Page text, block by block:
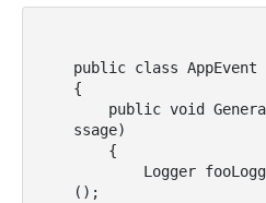
public class AppEvent
{
ssage)
();